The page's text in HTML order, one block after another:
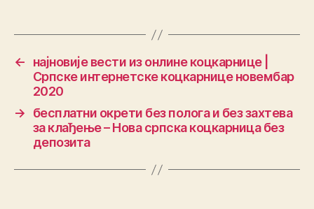
←
најновије вести из онлине коцкарнице |
Српске интернетске коцкарнице новембар
2020
→
бесплатни окрети без полога и без захтева
за клађење – Нова српска коцкарница без
депозита